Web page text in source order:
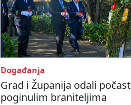
Događanja
Grad i Županija odali počast
poginulim braniteljima